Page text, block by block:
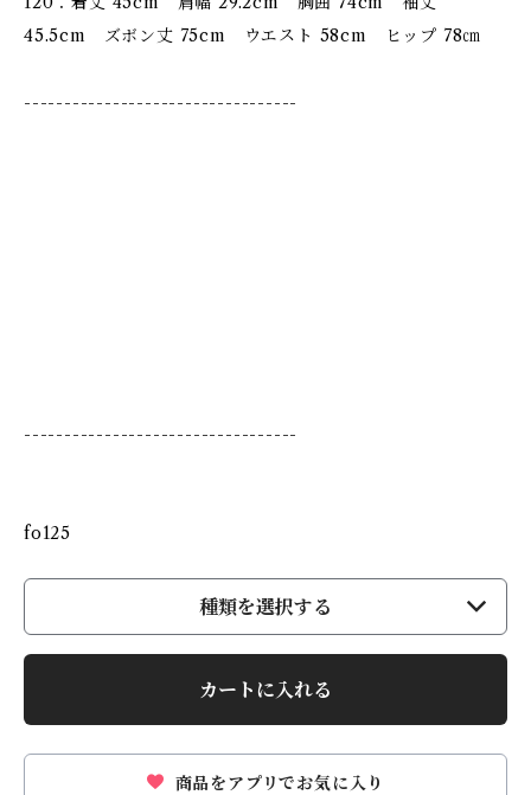
45.5cm ズボン丈 75cm ウエスト 58cm ヒップ 78㎝
----------------------------------
----------------------------------
fo125
種類を選択する
カートに入れる
商品をアプリでお気に入り